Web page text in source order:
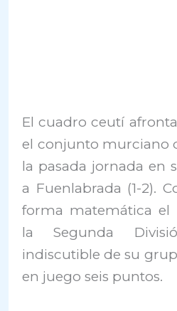
El cuadro ceutí
el conjunto murciano
la pasada jornada en
a Fuenlabrada (1-2).
forma matemática el
la Segunda
indiscutible de su
en juego seis puntos.